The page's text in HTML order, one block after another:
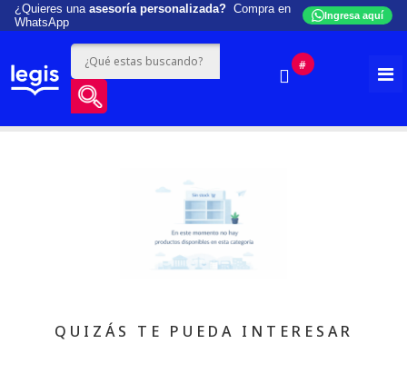
¿Quieres una asesoría personalizada? Compra en
WhatsApp
Ingresa aquí
#
QUIZÁS TE PUEDA INTERESAR